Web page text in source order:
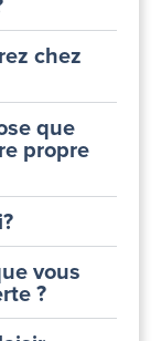
chez
que
propre
vous
?